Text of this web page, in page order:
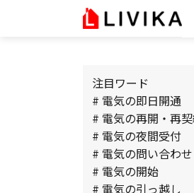
注目ワード
# 電気の即日開通
# 電気の再開・再
# 電気の夜間受付
# 電気の問い合わ
# 電気の開始
# 電気の引っ越し